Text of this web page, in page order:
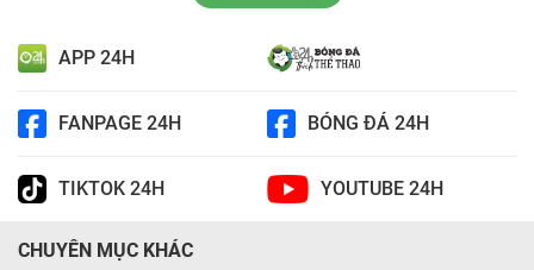
APP 24H
FANPAGE 24H BÓNG ĐÁ 24H
TIKTOK 24H YOUTUBE 24H
CHUYÊN MỤC KHÁC